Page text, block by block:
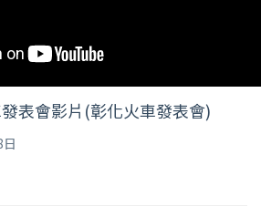
表會影片(彰化火車發表會)